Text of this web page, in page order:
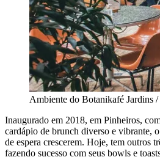
Ambiente do Botanikafé Jardins
Inaugurado em 2018, em Pinheiros,
cardápio de brunch diverso e vibrante,
de espera crescerem. Hoje, tem outros
fazendo sucesso com seus bowls e